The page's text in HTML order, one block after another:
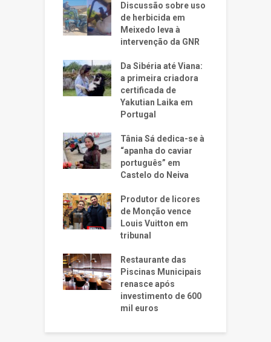
Discussão sobre uso
de herbicida em
Meixedo leva à
intervenção da GNR
Da Sibéria até Viana:
a primeira criadora
certificada de
Yakutian Laika em
Portugal
Tânia Sá dedica-se à
“apanha do caviar
português” em
Castelo do Neiva
Produtor de licores
de Monção vence
Louis Vuitton em
tribunal
Restaurante das
Piscinas Municipais
renasce após
investimento de 600
mil euros